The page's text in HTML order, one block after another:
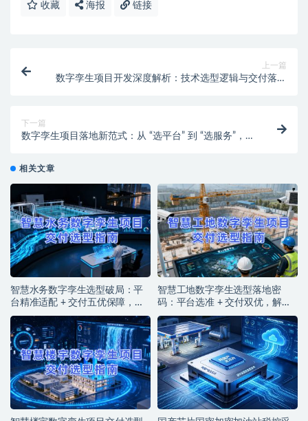
收藏 海报 链接
上一篇
数字孪生项目开发深度解析：技术选型逻辑与交付落地
下一篇
数字孪生项目落地新范式：从 “选平台” 到 “选服务”，破
相关文章
智慧水务数字孪生选型破局：平
台精准适配 + 交付五优保障，筑
牢水务智能运营基石
智慧工地数字孪生选型落地密
码：平台选准 + 交付双优，解锁
智能建造实效